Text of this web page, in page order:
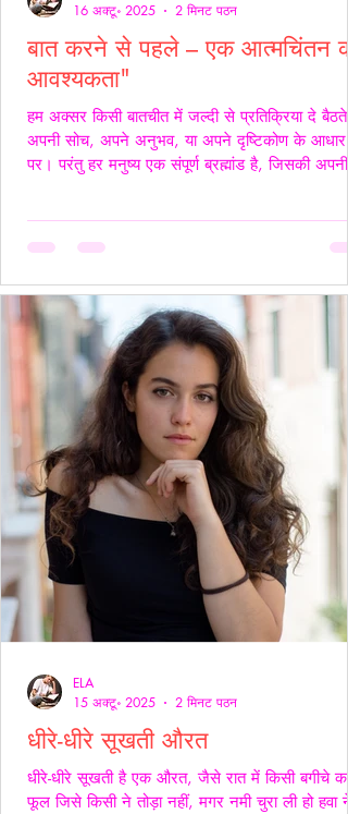
बात करने से पहले – एक आत्मचिंतन की
आवश्यकता"
हम अक्सर किसी बातचीत में जल्दी से प्रतिक्रिया दे बैठते
अपनी सोच, अपने अनुभव, या अपने दृष्टिकोण के आधार
पर। परंतु हर मनुष्य एक संपूर्ण ब्रह्मांड है, जिसकी अपनी
केवल ध्वनियाँ नहीं होते; वे असर डालते हैं कभी सान्त्वना
हैं, कभी चोट। हर व्यक्ति की अपनी 'दुनिया' होती है हम
मानकर चलते हैं कि सामने वाला हमें उसी तरह
16 अक्टू॰ 2025
2 मिनट पठन
धीरे-धीरे सूखती औरत
धीरे-धीरे सूखती है एक औरत, जैसे रात में किसी बगीचे का
फूल जिसे किसी ने तोड़ा नहीं, मगर नमी चुरा ली हो हवा
ELA
15 अक्टू॰ 2025
2 मिनट पठन